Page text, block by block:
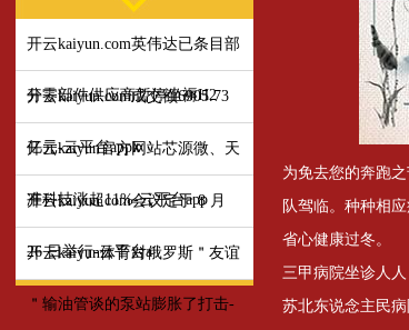
开云kaiyun.com英伟达已条目部
分零部件供应商暂停坐褥H2
开云kaiyun.com成交额6905.73
亿元-云平台appk
开云kaiyun官方网站芯源微、天
准科技涨超11%-云平台app
开云kaiyun.com会议定于 8 月
26 日举行-云平台a
开云kaiyun体育对俄罗斯＂友谊
＂输油管谈的泵站膨胀了打击-
为免去您的奔跑
队驾临。种种相
省心健康过冬。
三甲病院坐诊人人
苏北东说念主民